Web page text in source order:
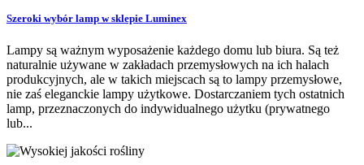
Szeroki wybór lamp w sklepie Luminex
Lampy są ważnym wyposażenie każdego domu lub biura. Są też
naturalnie używane w zakładach przemysłowych na ich halach
produkcyjnych, ale w takich miejscach są to lampy przemysłowe,
nie zaś eleganckie lampy użytkowe. Dostarczaniem tych ostatnich
lamp, przeznaczonych do indywidualnego użytku (prywatnego
lub...